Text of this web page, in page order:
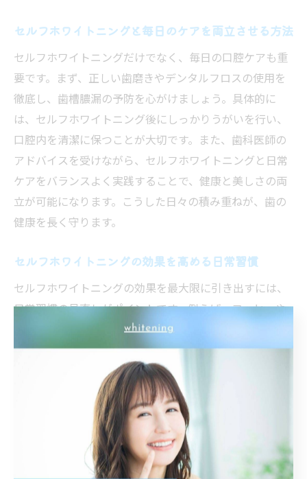
セルフホワイトニングと毎日のケアを両立させる方法
セルフホワイトニングだけでなく、毎日の口腔ケアも重
要です。まず、正しい歯磨きやデンタルフロスの使用を
徹底し、歯槽膿漏の予防を心がけましょう。具体的に
は、セルフホワイトニング後にしっかりうがいを行い、
口腔内を清潔に保つことが大切です。また、歯科医師の
アドバイスを受けながら、セルフホワイトニングと日常
ケアをバランスよく実践することで、健康と美しさの両
立が可能になります。こうした日々の積み重ねが、歯の
健康を長く守ります。
セルフホワイトニングの効果を高める日常習慣
セルフホワイトニングの効果を最大限に引き出すには、
日常習慣の見直しがポイントです。例えば、コーヒーや
紅茶などの着色しやすい飲み物を控えることや、喫煙を
避けることが効果的です。また、食後は早めに歯を磨
き、プラークの付着を防ぐことも大切です。さらに、定
期的にセルフホワイトニングを継続し、健康的な口腔ケ
アを心がけることで、白さを長く維持できます。こうし
た日常の意識が、セルフホワイトニングの成果を高めま